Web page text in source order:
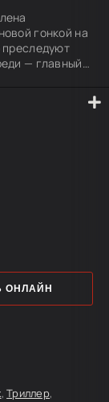
гонкой на
— главный
,Триллер,
ОНЛАЙН